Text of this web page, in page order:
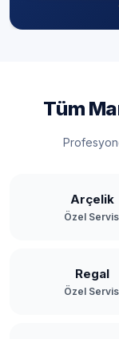
Tüm
Arçelik
Özel
Regal
Özel